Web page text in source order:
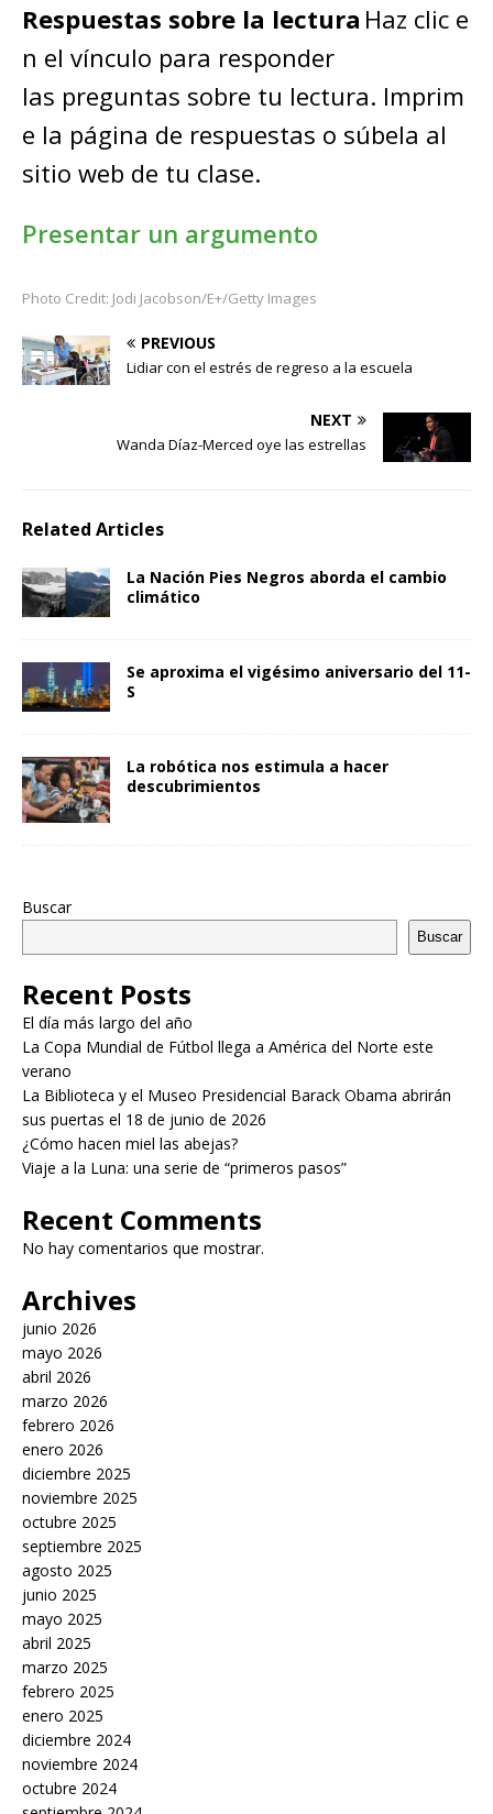
Respuestas sobre la lectura Haz clic e
n el vínculo para responder
las preguntas sobre tu lectura. Imprim
e la página de respuestas o súbela al
sitio web de tu clase.
Presentar un argumento
Photo Credit: Jodi Jacobson/E+/Getty Images
PREVIOUS
Lidiar con el estrés de regreso a la escuela
NEXT
Wanda Díaz-Merced oye las estrellas
Related Articles
La Nación Pies Negros aborda el cambio
climático
Se aproxima el vigésimo aniversario del 11-
S
La robótica nos estimula a hacer
descubrimientos
Buscar
Buscar
Recent Posts
El día más largo del año
La Copa Mundial de Fútbol llega a América del Norte este
verano
La Biblioteca y el Museo Presidencial Barack Obama abrirán
sus puertas el 18 de junio de 2026
¿Cómo hacen miel las abejas?
Viaje a la Luna: una serie de “primeros pasos”
Recent Comments
No hay comentarios que mostrar.
Archives
junio 2026
mayo 2026
abril 2026
marzo 2026
febrero 2026
enero 2026
diciembre 2025
noviembre 2025
octubre 2025
septiembre 2025
agosto 2025
junio 2025
mayo 2025
abril 2025
marzo 2025
febrero 2025
enero 2025
diciembre 2024
noviembre 2024
octubre 2024